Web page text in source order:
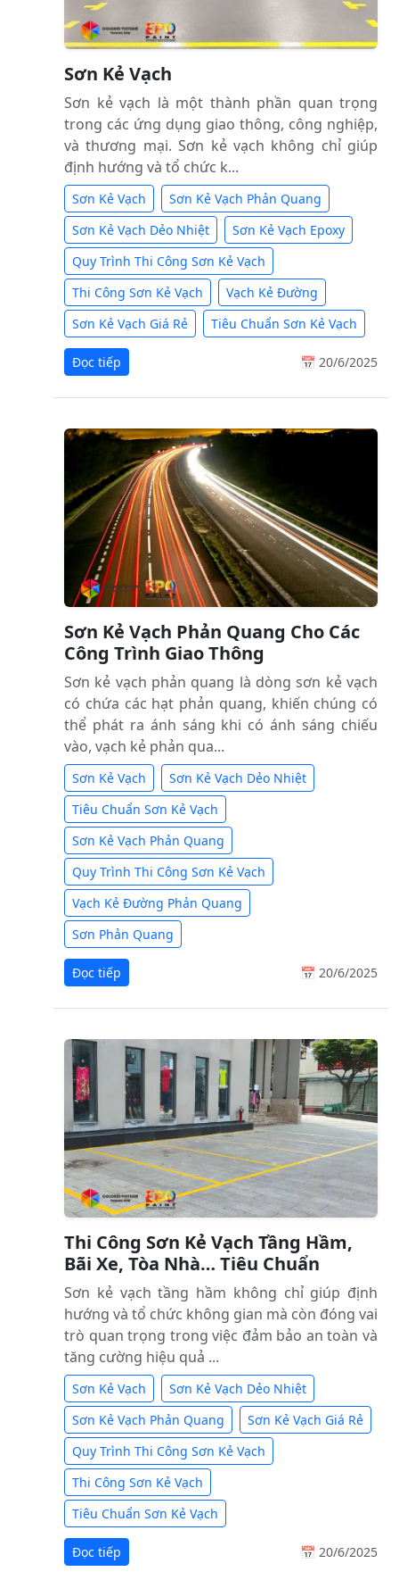
Sơn Kẻ Vạch
Sơn kẻ vạch là một thành phần quan trọng
trong các ứng dụng giao thông, công nghiệp,
và thương mại. Sơn kẻ vạch không chỉ giúp
định hướng và tổ chức k...
Sơn Kẻ Vạch
Sơn Kẻ Vạch Phản Quang
Sơn Kẻ Vạch Dẻo Nhiệt
Sơn Kẻ Vạch Epoxy
Quy Trình Thi Công Sơn Kẻ Vạch
Thi Công Sơn Kẻ Vạch
Vạch Kẻ Đường
Sơn Kẻ Vạch Giá Rẻ
Tiêu Chuẩn Sơn Kẻ Vạch
Đọc tiếp 📅 20/6/2025
Sơn Kẻ Vạch Phản Quang Cho Các
Công Trình Giao Thông
Sơn kẻ vạch phản quang là dòng sơn kẻ vạch
có chứa các hạt phản quang, khiến chúng có
thể phát ra ánh sáng khi có ánh sáng chiếu
vào, vạch kẻ phản qua...
Sơn Kẻ Vạch
Sơn Kẻ Vạch Dẻo Nhiệt
Tiêu Chuẩn Sơn Kẻ Vạch
Sơn Kẻ Vạch Phản Quang
Quy Trình Thi Công Sơn Kẻ Vạch
Vạch Kẻ Đường Phản Quang
Sơn Phản Quang
Đọc tiếp 📅 20/6/2025
Thi Công Sơn Kẻ Vạch Tầng Hầm,
Bãi Xe, Tòa Nhà… Tiêu Chuẩn
Sơn kẻ vạch tầng hầm không chỉ giúp định
hướng và tổ chức không gian mà còn đóng vai
trò quan trọng trong việc đảm bảo an toàn và
tăng cường hiệu quả ...
Sơn Kẻ Vạch
Sơn Kẻ Vạch Dẻo Nhiệt
Sơn Kẻ Vạch Phản Quang
Sơn Kẻ Vạch Giá Rẻ
Quy Trình Thi Công Sơn Kẻ Vạch
Thi Công Sơn Kẻ Vạch
Tiêu Chuẩn Sơn Kẻ Vạch
Đọc tiếp 📅 20/6/2025